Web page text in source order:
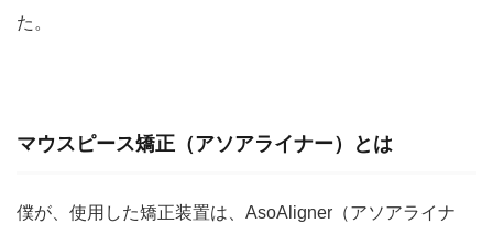
た。
マウスピース矯正（アソアライナー）とは
僕が、使用した矯正装置は、AsoAligner（アソアライナ